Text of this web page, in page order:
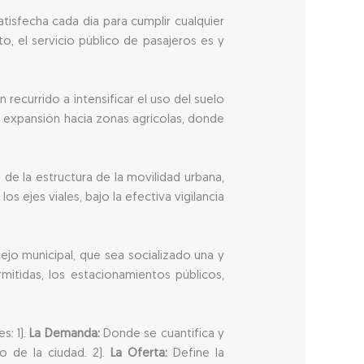
cada día para cumplir cualquier
el servicio público de pasajeros es y
recurrido a intensificar el uso del suelo
hacia zonas agrícolas, donde
la estructura de la movilidad urbana,
ejes viales, bajo la efectiva vigilancia
municipal, que sea socializado una y
los estacionamientos públicos,
1). La Demanda: Donde se cuantifica y
de la ciudad. 2).
La Oferta:Define la